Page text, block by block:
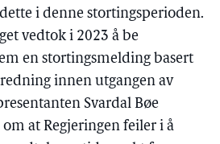
i denne stortingsperioden.
vedtok i 2023 å be
en stortingsmelding basert
innen utgangen av
Svardal Bøe
at Regjeringen feiler i å